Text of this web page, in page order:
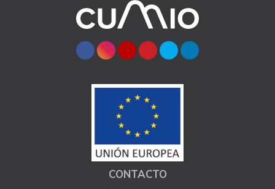
CONTACTO